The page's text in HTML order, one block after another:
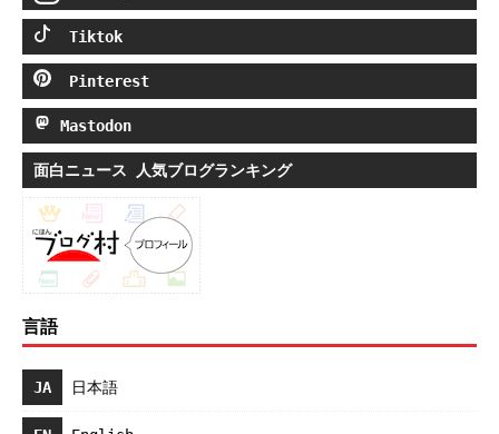
Tiktok
Pinterest
Mastodon
面白ニュース 人気ブログランキング
言語
JA 日本語